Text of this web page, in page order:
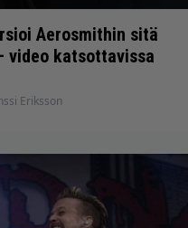
Aerosmithin sitä
katsottavissa
Eriksson